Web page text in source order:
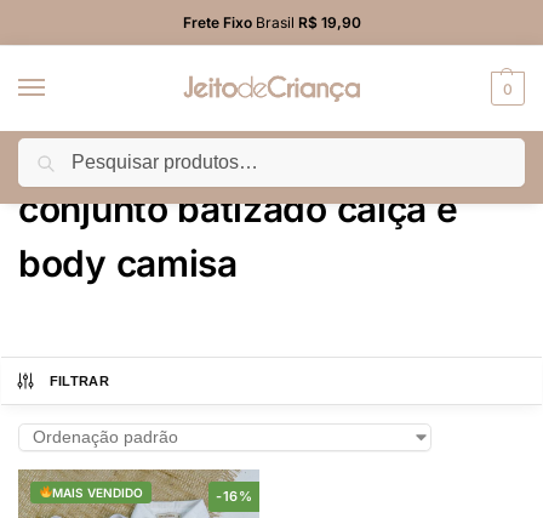
Frete FixoBrasil R$ 19,90
0
Início Produtos marcados com a tag “conjunto batizado calça e body camisa”
conjunto batizado calça e
body camisa
FILTRAR
-16%
MAIS VENDIDO